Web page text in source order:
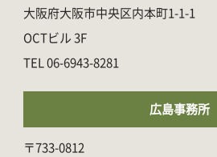
大阪府大阪市中央区内本町1-1-1
OCTビル 3F
06-6943-8281
広島事務所
〒733-0812